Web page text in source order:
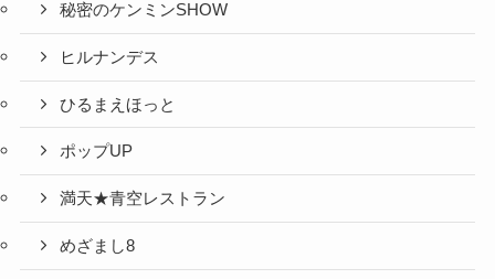
秘密のケンミンSHOW
ヒルナンデス
ひるまえほっと
ポップUP
満天★青空レストラン
めざまし8